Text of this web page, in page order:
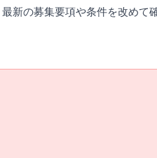
新の募集要項や条件を改めて